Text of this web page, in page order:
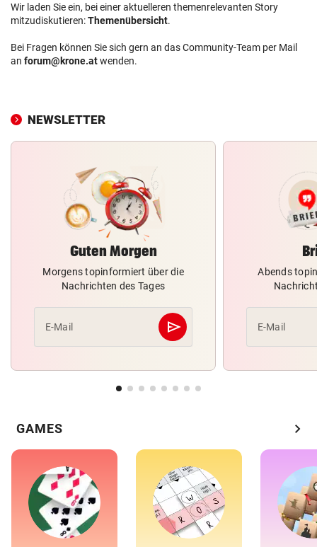
Wir laden Sie ein, bei einer aktuelleren themenrelevanten Story
mitzudiskutieren:Themenübersicht.
Bei Fragen können Sie sich gern an das Community-Team per Mail
an forum@krone.atwenden.
NEWSLETTER
Guten Morgen
Morgens topinformiert über die
Nachrichten des Tages
E-Mail send
Abschicken
Abends
E-Mail
GAMES chevron_right